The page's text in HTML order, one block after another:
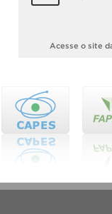
Acesse o site